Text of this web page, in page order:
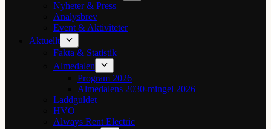
Nyheter & Press
Analysbrev
Event & Aktiviteter
Aktuellt
Fakta & Statistik
Almedalen
Program 2026
Almedalens 2030-mingel 2026
Laddguldet
HVO
Always Rent Electric